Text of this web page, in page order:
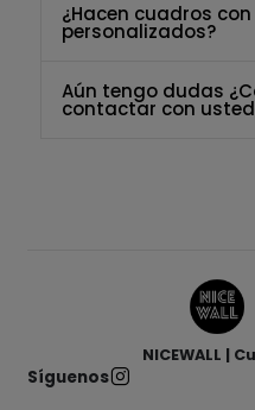
¿Hacen cuadros
personalizados?
Aún tengo dudas
contactar con
NICEWALL |
Síguenos